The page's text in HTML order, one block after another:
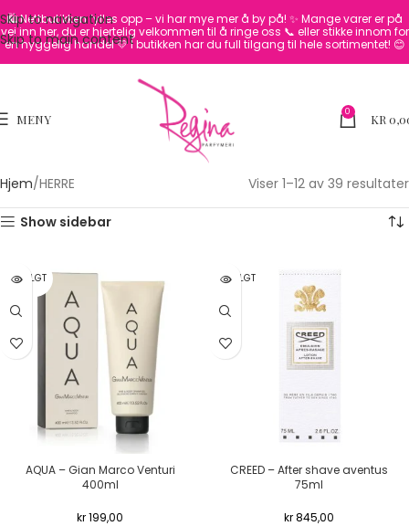
Skip to navigation
Skip to main content
🛍️ Nettbutikken fylles opp – vi har mye mer å by på! ✨ Mange varer er på
vei inn her, du er hjertelig velkommen til å ringe oss 📞 eller stikke innom for
en hyggelig handel 💛I butikken har du full tilgang til hele sortimentet! 😊
MENY 0 KR
Hjem HERRE Viser 1–12 av 39 resultater
Show sidebar
UTSOLGT
AQUA – Gian Marco Venturi
400ml
kr199,00
UTSOLGT
CREED – After shave aventus
75ml
kr845,00